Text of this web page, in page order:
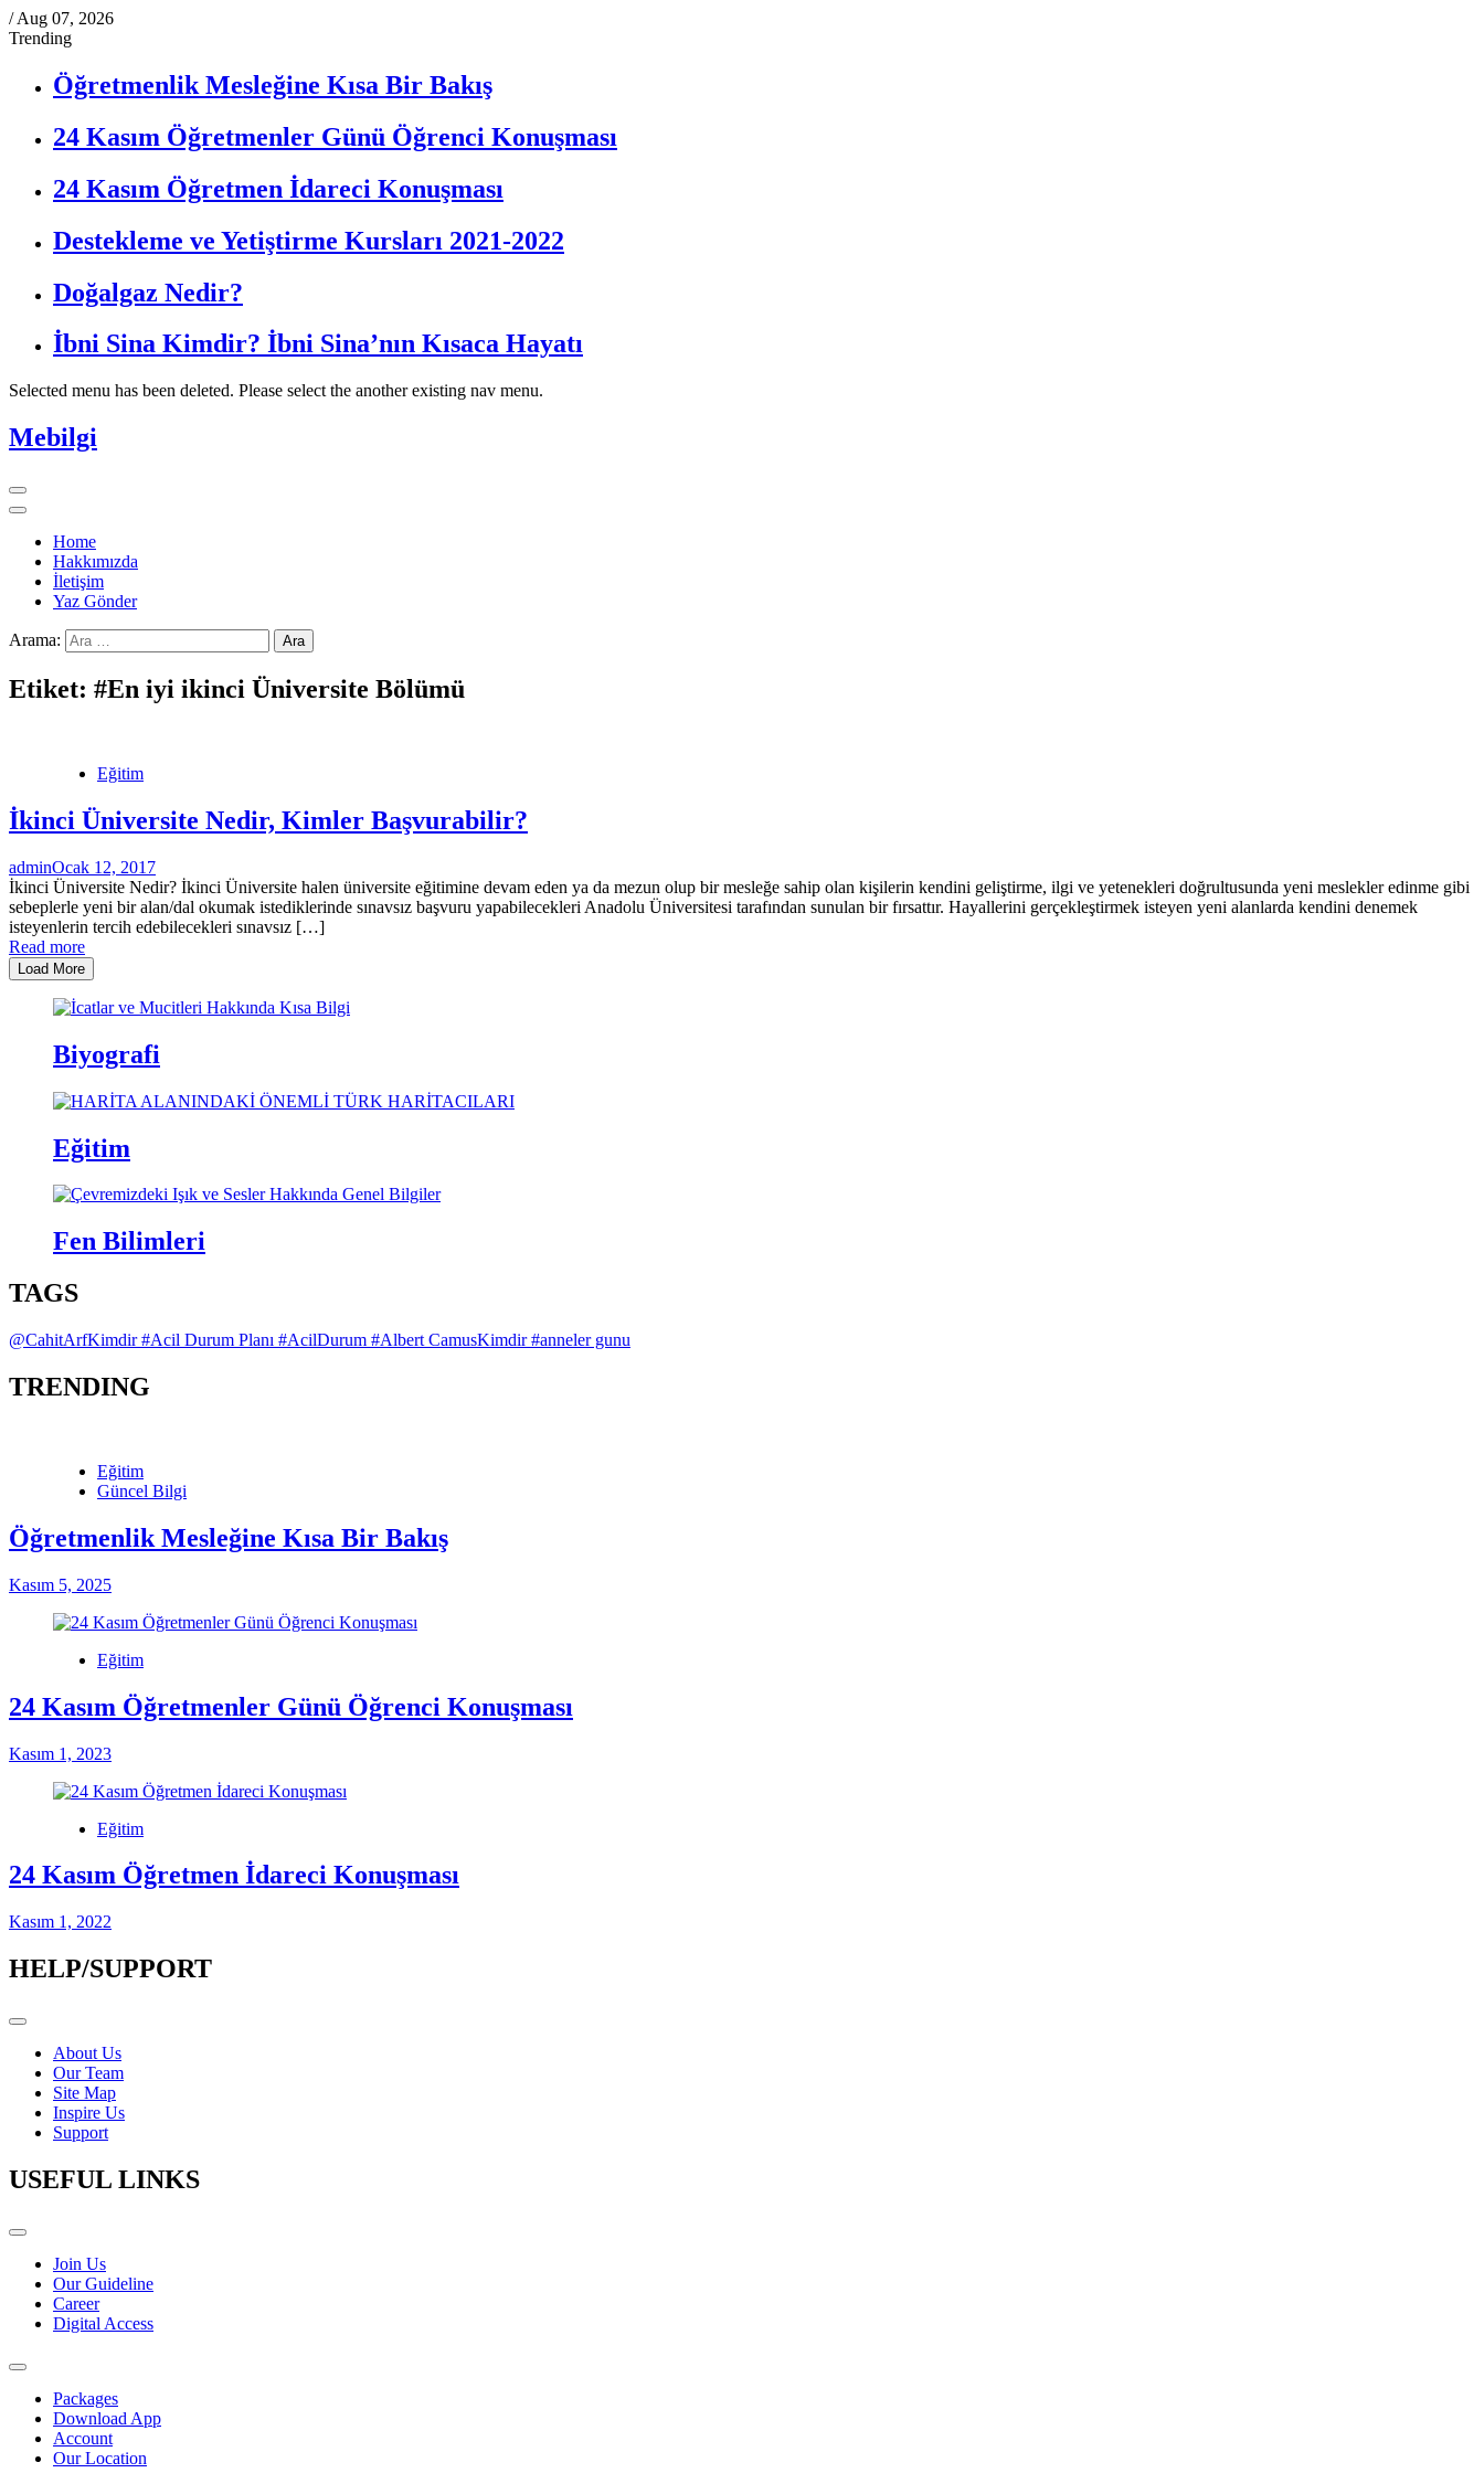
/ Aug 07, 2026
Trending
Öğretmenlik Mesleğine Kısa Bir Bakış
24 Kasım Öğretmenler Günü Öğrenci Konuşması
24 Kasım Öğretmen İdareci Konuşması
Destekleme ve Yetiştirme Kursları 2021-2022
Doğalgaz Nedir?
İbni Sina Kimdir? İbni Sina’nın Kısaca Hayatı
Selected menu has been deleted. Please select the another existing nav menu.
Mebilgi
Home
Hakkımızda
İletişim
Yaz Gönder
Arama:
Etiket: #En iyi ikinci Üniversite Bölümü
Eğitim
İkinci Üniversite Nedir, Kimler Başvurabilir?
adminOcak 12, 2017
İkinci Üniversite Nedir? İkinci Üniversite halen üniversite eğitimine devam eden ya da mezun olup bir mesleğe sahip olan kişilerin kendini geliştirme, ilgi ve yetenekleri doğrultusunda yeni meslekler edinme gibi
sebeplerle yeni bir alan/dal okumak istediklerinde sınavsız başvuru yapabilecekleri Anadolu Üniversitesi tarafından sunulan bir fırsattır. Hayallerini gerçekleştirmek isteyen yeni alanlarda kendini denemek
isteyenlerin tercih edebilecekleri sınavsız […]
Read more
Load More
Biyografi
Eğitim
Fen Bilimleri
TAGS
@CahitArfKimdir#Acil Durum Planı #AcilDurum #Albert CamusKimdir#anneler gunu
TRENDING
Eğitim
Güncel Bilgi
Öğretmenlik Mesleğine Kısa Bir Bakış
Kasım 5, 2025
Eğitim
24 Kasım Öğretmenler Günü Öğrenci Konuşması
Kasım 1, 2023
Eğitim
24 Kasım Öğretmen İdareci Konuşması
Kasım 1, 2022
HELP/SUPPORT
About Us
Our Team
Site Map
Inspire Us
Support
USEFUL LINKS
Join Us
Our Guideline
Career
Digital Access
Packages
Download App
Account
Our Location